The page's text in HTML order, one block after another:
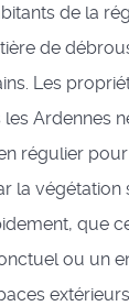
de la
de
Les
Ardennes
régulier
la végétation
que
ou un